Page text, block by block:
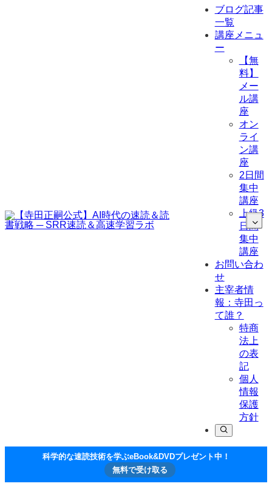
ブログ記事
一覧
講座メニュ
ー
【無
料】
メー
ル講
座
オン
ライ
ン講
座
2日間
集中
講座
上級3
日間
集中
講座
お問い合わ
せ
主宰者情
報：寺田っ
て誰？
特商
法上
の表
記
個人
情報
保護
方針
科学的な速読技術を学ぶeBook&DVDプレゼント中！
無料で受け取る